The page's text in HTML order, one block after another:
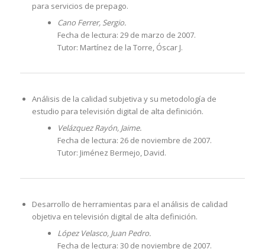
para servicios de prepago.
Cano Ferrer, Sergio.
Fecha de lectura: 29 de marzo de 2007.
Tutor: Martínez de la Torre, Óscar J.
Análisis de la calidad subjetiva y su metodología de
estudio para televisión digital de alta definición.
Velázquez Rayón, Jaime.
Fecha de lectura: 26 de noviembre de 2007.
Tutor: Jiménez Bermejo, David.
Desarrollo de herramientas para el análisis de calidad
objetiva en televisión digital de alta definición.
López Velasco, Juan Pedro.
Fecha de lectura: 30 de noviembre de 2007.